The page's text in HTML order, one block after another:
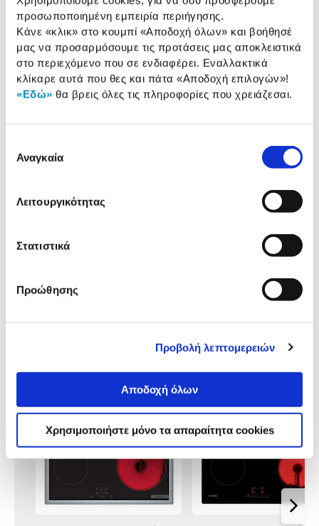
προσωποποιημένη εμπειρία περιήγησης.
Κάνε «κλικ» στο κουμπί «Αποδοχή όλων» και βοήθησέ
μας να προσαρμόσουμε τις προτάσεις μας αποκλειστικά
στο περιεχόμενο που σε ενδιαφέρει. Εναλλακτικά
κλίκαρε αυτά που θες και πάτα «Αποδοχή επιλογών»!
«Εδώ» θα βρεις όλες τις πληροφορίες που χρειάζεσαι.
συγκατάθεσης
Αναγκαία
Λειτουργικότητας
Στατιστικά
Προώθησης
Προβολή λεπτομερειών
Αποδοχή όλων
Χρησιμοποιήστε μόνο τα απαραίτητα cookies
Χαρακτηριστικά
Είδος Εστιών: Κεραμικές
59,20 cm
Αριθμός εστιών: 4
Ζώνες μαγειρέματος: 4
παρουσίαση
Αναλυτική παρουσίαση
Χαρακτηριστικά
Αξιολογήσεις
Αξιολογήσεις
Δες τι κλίκαραν όσοι είδαν το ίδιο